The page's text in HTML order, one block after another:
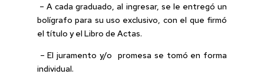
– A cada graduado, al ingresar, se le entregó un
bolígrafo para su uso exclusivo, con el que firmó
el título y el Libro de Actas.
– El juramento y/o promesa se tomó en forma
individual.